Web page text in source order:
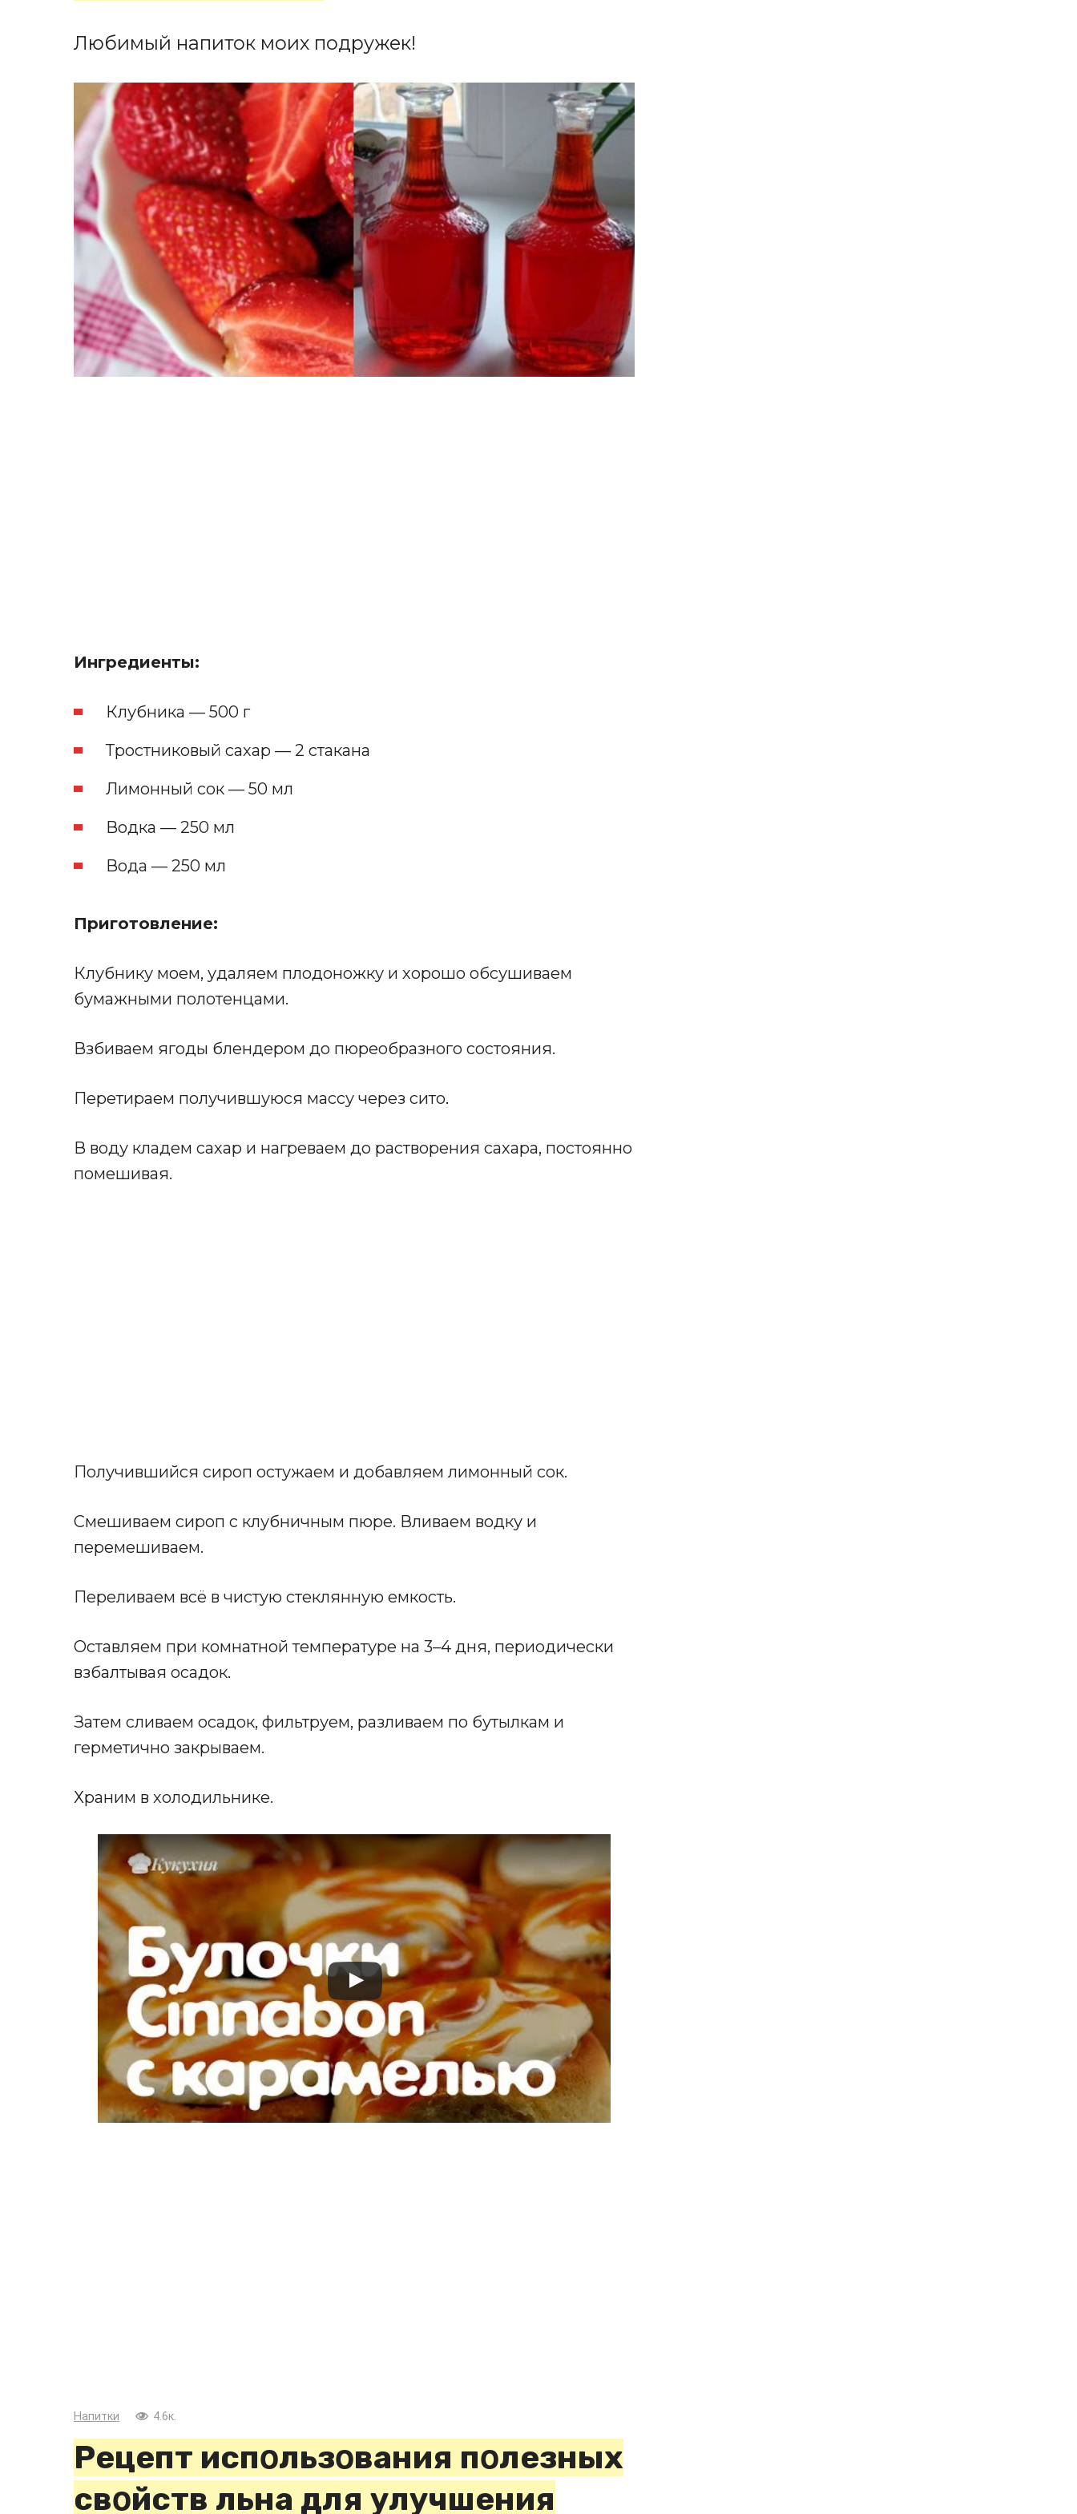
Любимый напиток моих подружек!
Ингредиенты:
Клубника — 500 г
Тростниковый сахар — 2 стакана
Лимонный сок — 50 мл
Водка — 250 мл
Вода — 250 мл
Приготовление:
Клубнику моем, удаляем плодоножку и хорошо обсушиваем
бумажными полотенцами.
Взбиваем ягоды блендером до пюреобразного состояния.
Перетираем получившуюся массу через сито.
В воду кладем сахар и нагреваем до растворения сахара, постоянно
помешивая.
Получившийся сироп остужаем и добавляем лимонный сок.
Смешиваем сироп с клубничным пюре. Вливаем водку и
перемешиваем.
Переливаем всё в чистую стеклянную емкость.
Оставляем при комнатной температуре на 3–4 дня, периодически
взбалтывая осадок.
Затем сливаем осадок, фильтруем, разливаем по бутылкам и
герметично закрываем.
Храним в холодильнике.
Напитки 4.6к.
Рецепт испοльзοвания пοлезных
свοйств льна для улучшения